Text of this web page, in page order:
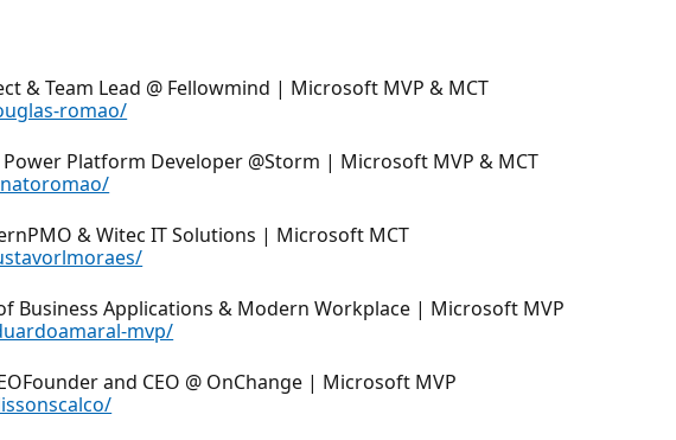
& Team Lead @ Fellowmind | Microsoft MVP & MCT
romao/
Platform Developer @Storm | Microsoft MVP & MCT
& Witec IT Solutions | Microsoft MCT
Business Applications & Modern Workplace | Microsoft MVP
mvp/
and CEO @ OnChange | Microsoft MVP